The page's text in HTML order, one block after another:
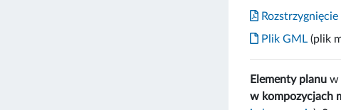
Plik GML (plik
Elementy planu w
w kompozycjach